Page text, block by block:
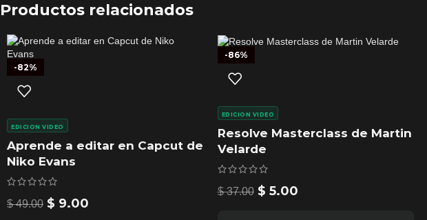
Productos relacionados
-82%
Aprende a editar en Capcut de
Niko Evans
EDICION VIDEO
$49.00 $ 9.00
-86%
Resolve Masterclass de Martin
Velarde
EDICION VIDEO
$37.00 $ 5.00